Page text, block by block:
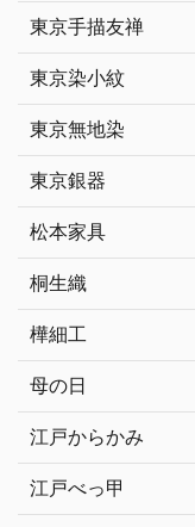
東京手描友禅
東京染小紋
東京無地染
東京銀器
松本家具
桐生織
樺細工
母の日
江戸からかみ
江戸べっ甲